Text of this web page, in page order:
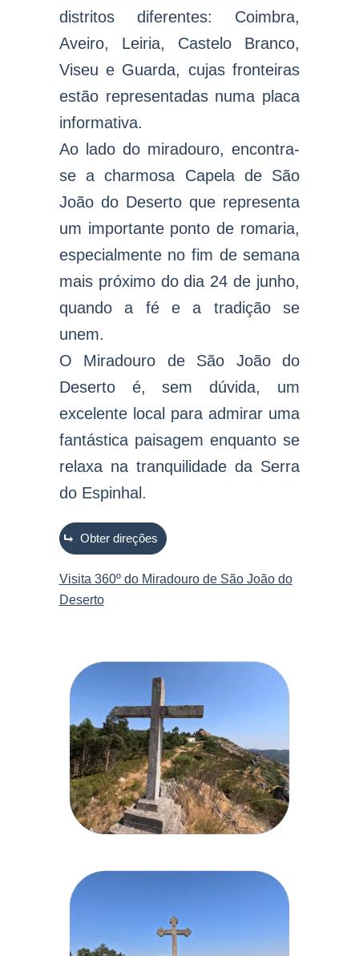
distritos diferentes: Coimbra,
Aveiro, Leiria, Castelo Branco,
Viseu e Guarda, cujas fronteiras
estão representadas numa placa
informativa.
Ao lado do miradouro, encontra-
se a charmosa Capela de São
João do Deserto que representa
um importante ponto de romaria,
especialmente no fim de semana
mais próximo do dia 24 de junho,
quando a fé e a tradição se
unem.
O Miradouro de São João do
Deserto é, sem dúvida, um
excelente local para admirar uma
fantástica paisagem enquanto se
relaxa na tranquilidade da Serra
do Espinhal.
Obter direções
Visita 360º do Miradouro de São João do
Deserto